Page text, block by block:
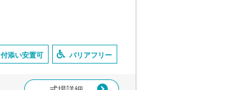
付添い安置可 バリアフリー